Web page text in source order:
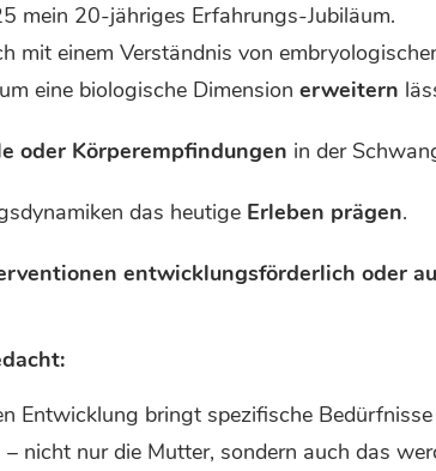
mein 20-jähriges Erfahrungs-Jubiläum.
mit einem Verständnis von
eine biologische Dimension erweitern
oder Körperempfindungen in der
das heutige Erleben prägen.
entwicklungsförderlich oder
Entwicklung bringt spezifische
nicht nur die Mutter, sondern auch das